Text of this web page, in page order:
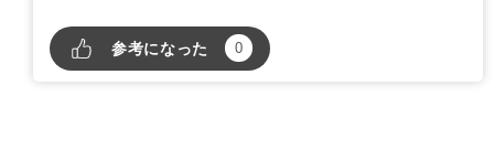
参考になった 0